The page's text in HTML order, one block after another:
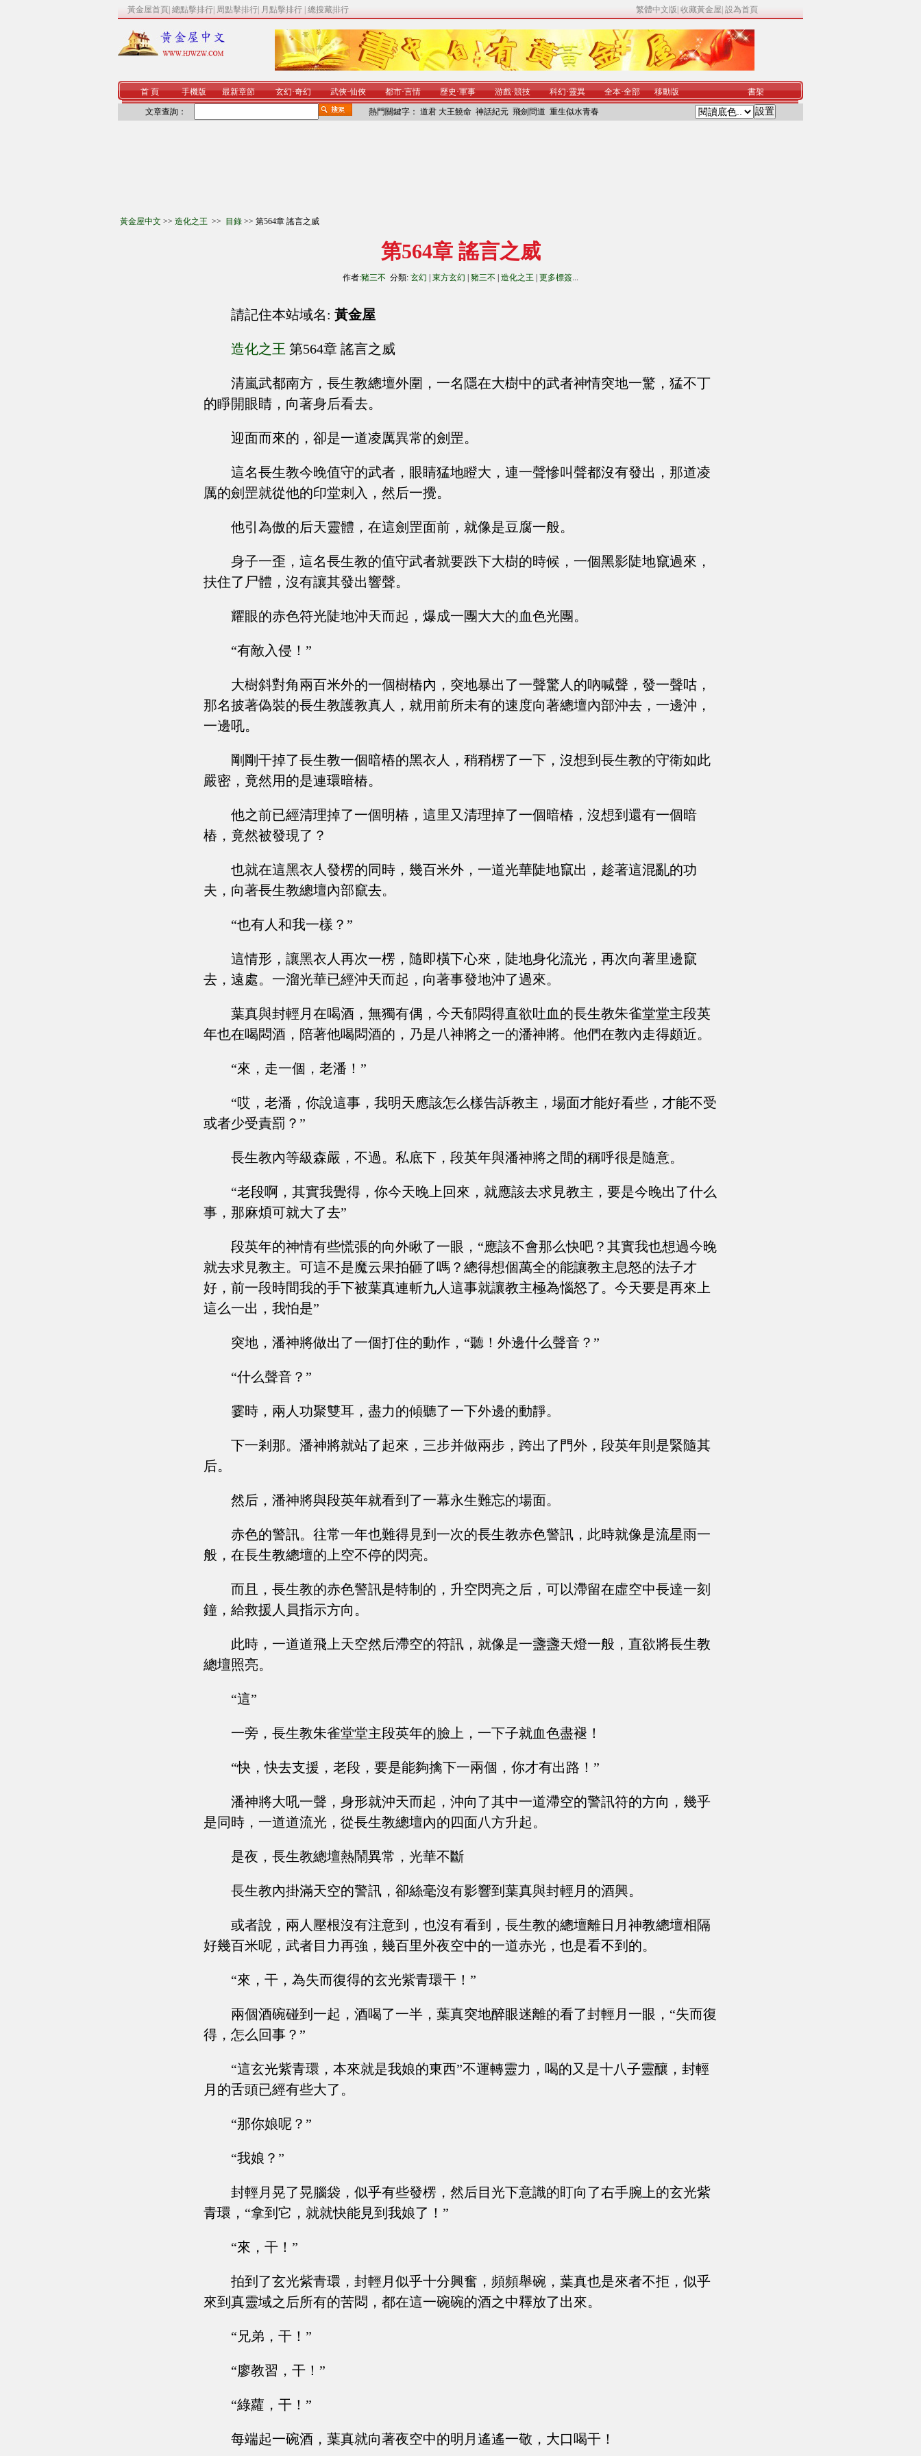
黃金屋首頁 總點擊排行 周點擊排行 月點擊排行 總搜藏排行 繁體中文版 收藏黃金屋 設為首頁
首 頁 手機版 最新章節 玄幻·奇幻 武俠·仙俠 都市·言情 歷史·軍事 游戲·競技 科幻·靈異 全本·全部 移動版 書架
文章查詢： 熱門關鍵字： 道君 大王饒命 神話紀元 飛劍問道 重生似水青春
黃金屋中文 >> 造化之王 >> 目錄 >> 第564章 謠言之威
第564章 謠言之威
作者:豬三不 分類: 玄幻 東方玄幻 豬三不 造化之王 更多標簽...
請記住本站域名: 黃金屋
造化之王 第564章 謠言之威
清嵐武都南方，長生教總壇外圍，一名隱在大樹中的武者神情突地一驚，猛不丁
的睜開眼睛，向著身后看去。
迎面而來的，卻是一道凌厲異常的劍罡。
這名長生教今晚值守的武者，眼睛猛地瞪大，連一聲慘叫聲都沒有發出，那道凌
厲的劍罡就從他的印堂刺入，然后一攪。
他引為傲的后天靈體，在這劍罡面前，就像是豆腐一般。
身子一歪，這名長生教的值守武者就要跌下大樹的時候，一個黑影陡地竄過來，
扶住了尸體，沒有讓其發出響聲。
耀眼的赤色符光陡地沖天而起，爆成一團大大的血色光團。
“有敵入侵！”
大樹斜對角兩百米外的一個樹樁內，突地暴出了一聲驚人的吶喊聲，發一聲咕，
那名披著偽裝的長生教護教真人，就用前所未有的速度向著總壇內部沖去，一邊沖，
一邊吼。
剛剛干掉了長生教一個暗樁的黑衣人，稍稍楞了一下，沒想到長生教的守衛如此
嚴密，竟然用的是連環暗樁。
他之前已經清理掉了一個明樁，這里又清理掉了一個暗樁，沒想到還有一個暗
樁，竟然被發現了？
也就在這黑衣人發楞的同時，幾百米外，一道光華陡地竄出，趁著這混亂的功
夫，向著長生教總壇內部竄去。
“也有人和我一樣？”
這情形，讓黑衣人再次一楞，隨即橫下心來，陡地身化流光，再次向著里邊竄
去，遠處。一溜光華已經沖天而起，向著事發地沖了過來。
葉真與封輕月在喝酒，無獨有偶，今天郁悶得直欲吐血的長生教朱雀堂堂主段英
年也在喝悶酒，陪著他喝悶酒的，乃是八神將之一的潘神將。他們在教內走得頗近。
“來，走一個，老潘！”
“哎，老潘，你說這事，我明天應該怎么樣告訴教主，場面才能好看些，才能不受
或者少受責罰？”
長生教內等級森嚴，不過。私底下，段英年與潘神將之間的稱呼很是隨意。
“老段啊，其實我覺得，你今天晚上回來，就應該去求見教主，要是今晚出了什么
事，那麻煩可就大了去”
段英年的神情有些慌張的向外瞅了一眼，“應該不會那么快吧？其實我也想過今晚
就去求見教主。可這不是魔云果拍砸了嗎？總得想個萬全的能讓教主息怒的法子才
好，前一段時間我的手下被葉真連斬九人這事就讓教主極為惱怒了。今天要是再來上
這么一出，我怕是”
突地，潘神將做出了一個打住的動作，“聽！外邊什么聲音？”
“什么聲音？”
霎時，兩人功聚雙耳，盡力的傾聽了一下外邊的動靜。
下一剎那。潘神將就站了起來，三步并做兩步，跨出了門外，段英年則是緊隨其
后。
然后，潘神將與段英年就看到了一幕永生難忘的場面。
赤色的警訊。往常一年也難得見到一次的長生教赤色警訊，此時就像是流星雨一
般，在長生教總壇的上空不停的閃亮。
而且，長生教的赤色警訊是特制的，升空閃亮之后，可以滯留在虛空中長達一刻
鐘，給救援人員指示方向。
此時，一道道飛上天空然后滯空的符訊，就像是一盞盞天燈一般，直欲將長生教
總壇照亮。
“這”
一旁，長生教朱雀堂堂主段英年的臉上，一下子就血色盡褪！
“快，快去支援，老段，要是能夠擒下一兩個，你才有出路！”
潘神將大吼一聲，身形就沖天而起，沖向了其中一道滯空的警訊符的方向，幾乎
是同時，一道道流光，從長生教總壇內的四面八方升起。
是夜，長生教總壇熱鬧異常，光華不斷
長生教內掛滿天空的警訊，卻絲毫沒有影響到葉真與封輕月的酒興。
或者說，兩人壓根沒有注意到，也沒有看到，長生教的總壇離日月神教總壇相隔
好幾百米呢，武者目力再強，幾百里外夜空中的一道赤光，也是看不到的。
“來，干，為失而復得的玄光紫青環干！”
兩個酒碗碰到一起，酒喝了一半，葉真突地醉眼迷離的看了封輕月一眼，“失而復
得，怎么回事？”
“這玄光紫青環，本來就是我娘的東西”不運轉靈力，喝的又是十八子靈釀，封輕
月的舌頭已經有些大了。
“那你娘呢？”
“我娘？”
封輕月晃了晃腦袋，似乎有些發楞，然后目光下意識的盯向了右手腕上的玄光紫
青環，“拿到它，就就快能見到我娘了！”
“來，干！”
拍到了玄光紫青環，封輕月似乎十分興奮，頻頻舉碗，葉真也是來者不拒，似乎
來到真靈域之后所有的苦悶，都在這一碗碗的酒之中釋放了出來。
“兄弟，干！”
“廖教習，干！”
“綠蘿，干！”
每端起一碗酒，葉真就向著夜空中的明月遙遙一敬，大口喝干！